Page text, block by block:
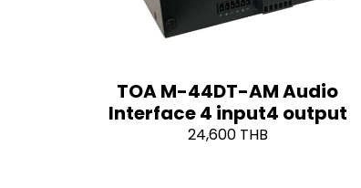
TOA M-44DT-AM Audio
Interface 4 input4 output
24,600 THB